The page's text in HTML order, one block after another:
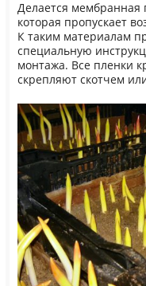
Делается мембранная
которая пропускает
К таким материалам
специальную
монтажа. Все пленки
скрепляют скотчем